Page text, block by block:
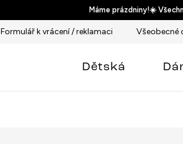
Máme prázdniny!☀️
Formulář k vrácení / reklamaci Všeobecné
Dětská